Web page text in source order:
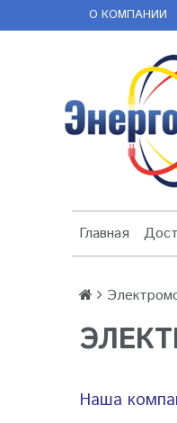
О КОМПАНИИ
Главная
Наша